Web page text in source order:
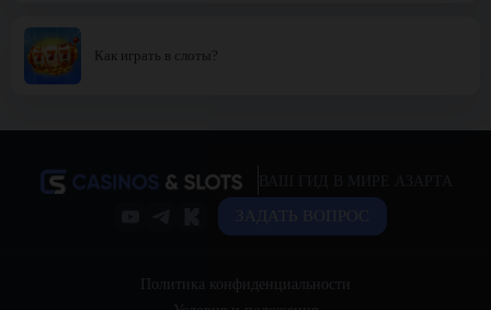
Как играть в слоты?
ЗАДАТЬ ВОПРОС
Политика конфиденциальности